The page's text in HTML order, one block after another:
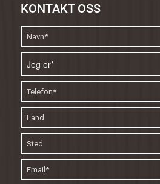
KONTAKT OSS